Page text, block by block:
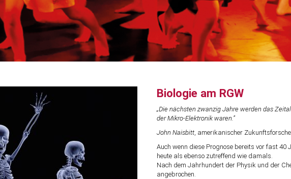
Biologie am RGW
„Die nächsten zwanzig Jahre werden das
der Mikro-Elektronik waren.”
John Naisbitt, amerikanischer
Auch wenn diese Prognose bereits vor fast
heute als ebenso zutreffend wie damals.
Nach dem Jahrhundert der Physik und der
angebrochen.